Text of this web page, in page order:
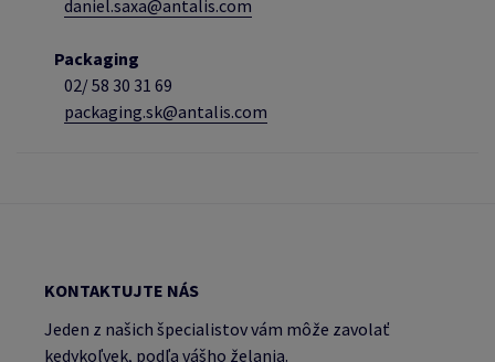
daniel.saxa@antalis.com
Packaging
02/58 30 31 69
packaging.sk@antalis.com
KONTAKTUJTE NÁS
Jeden z našich špecialistov vám môže zavolať
kedykoľvek, podľa vášho želania.